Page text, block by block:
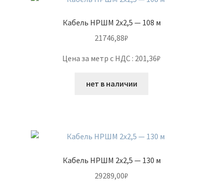
Кабель НРШМ 2х2,5 — 108 м
21746,88₽
Цена за метр с НДС : 201,36₽
нет в наличии
Кабель НРШМ 2х2,5 — 130 м
29289,00₽